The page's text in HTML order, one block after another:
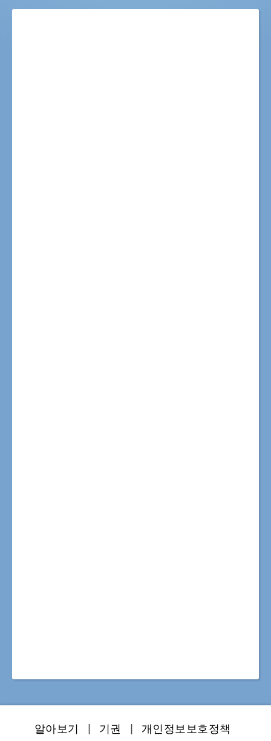
알아보기 | 기권 | 개인정보보호정책